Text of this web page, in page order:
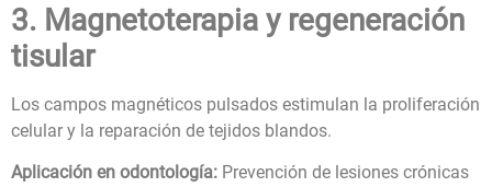
3. Magnetoterapia y regeneración
tisular
Los campos magnéticos pulsados estimulan la proliferación
celular y la reparación de tejidos blandos.
Aplicación en odontología: Prevención de lesiones crónicas